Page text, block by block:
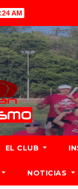
AM
EL CLUB
NOTICIAS